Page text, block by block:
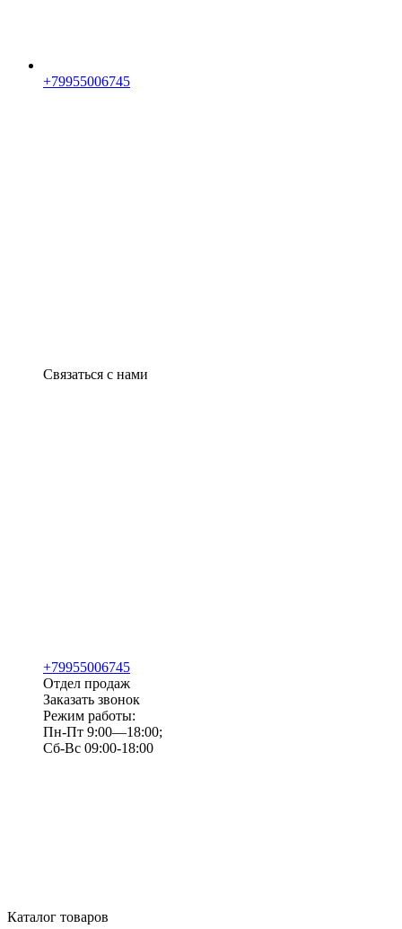
+79955006745
Связаться с нами
+79955006745
Отдел продаж
Заказать звонок
Режим работы:
Пн-Пт 9:00—18:00;
Сб-Вс 09:00-18:00
Каталог товаров